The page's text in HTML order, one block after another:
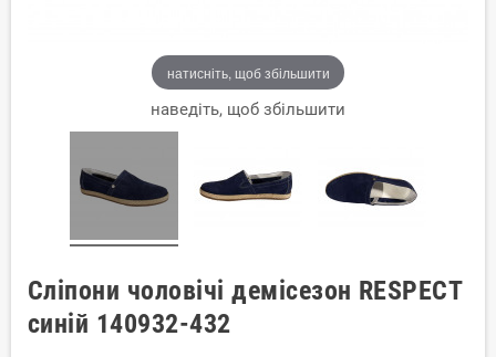
натисніть, щоб збільшити
наведіть, щоб збільшити
Сліпони чоловічі демісезон RESPECT
синій 140932-432